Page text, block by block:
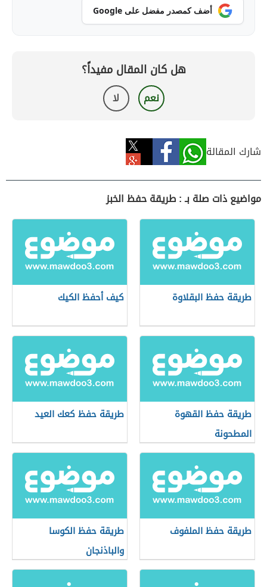
أضف كمصدر مفضل على Google
هل كان المقال مفيداً؟
نعم لا
شارك المقالة
مواضيع ذات صلة بـ : طريقة حفظ الخبز
طريقة حفظ البقلاوة كيف أحفظ الكيك
طريقة حفظ القهوة
المطحونة
طريقة حفظ كعك العيد
طريقة حفظ الملفوف
طريقة حفظ الكوسا
والباذنجان